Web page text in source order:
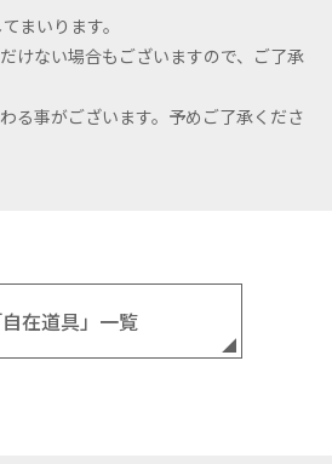
まいります。
けない場合もございますので、ご了承
る事がございます。予めご了承くださ
自在道具」一覧